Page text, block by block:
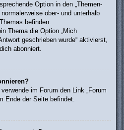
Option in den „Themen-
ober- und unterhalb
befinden.
Thema die Option „Mich
geschrieben wurde“ aktivierst,
abonniert.
im Forum den Link „Forum
Ende der Seite befindet.